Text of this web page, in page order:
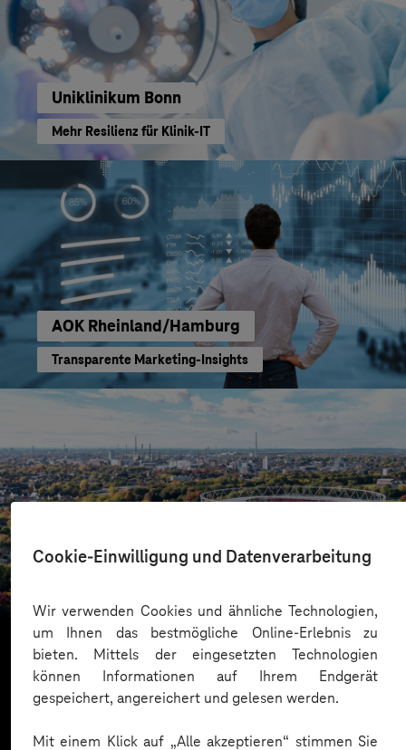
Cookie-Einwilligung und Datenverarbeitung
Wir verwenden Cookies und ähnliche Technologien,
um Ihnen das bestmögliche Online-Erlebnis zu
bieten. Mittels der eingesetzten Technologien
können Informationen auf Ihrem Endgerät
gespeichert, angereichert und gelesen werden.
Mit einem Klick auf „Alle akzeptieren“ stimmen Sie
Uniklinikum Bonn
Mehr Resilienz für Klinik-IT
AOK Rheinland/Hamburg
Transparente Marketing-Insights
Bayer 04 Leverkusen
Mehr laden